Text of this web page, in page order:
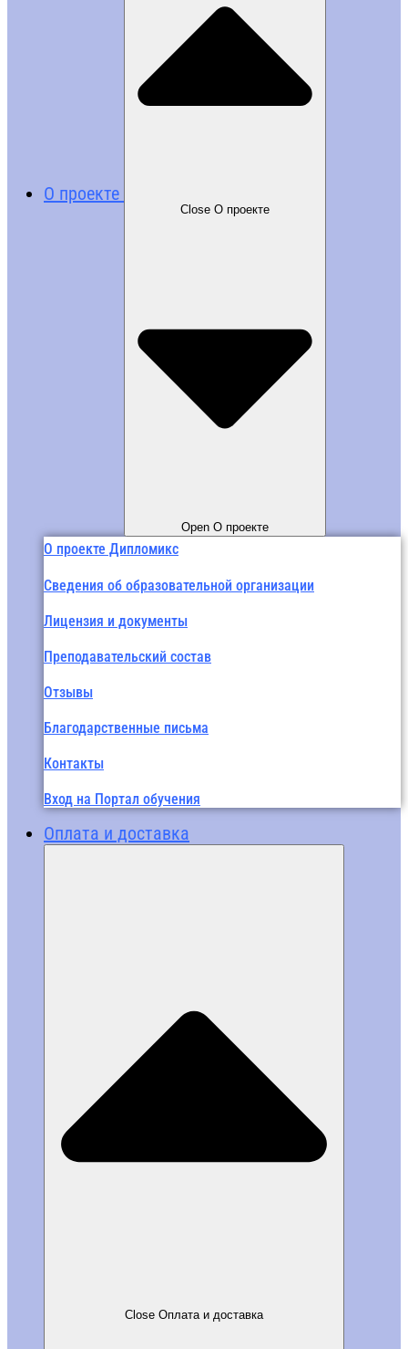
О проекте
Close О проекте
Open О проекте
О проекте Дипломикс
Сведения об образовательной организации
Лицензия и документы
Преподавательский состав
Отзывы
Благодарственные письма
Контакты
Вход на Портал обучения
Оплата и доставка
Close Оплата и доставка